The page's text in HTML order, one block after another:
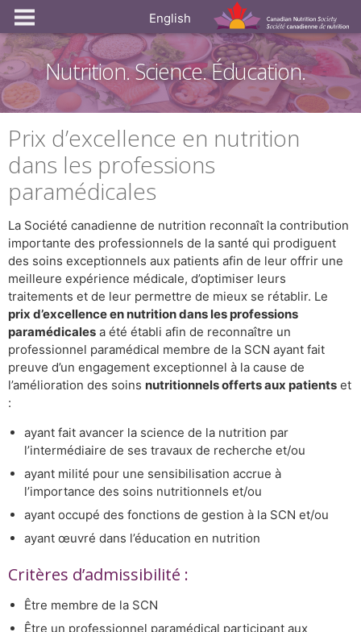
English
Nutrition. Science. Éducation.
Prix d’excellence en nutrition
dans les professions
paramédicales
La Société canadienne de nutrition reconnaît la contribution
importante des professionnels de la santé qui prodiguent
des soins exceptionnels aux patients afin de leur offrir une
meilleure expérience médicale, d’optimiser leurs
traitements et de leur permettre de mieux se rétablir. Le
prix d’excellence en nutrition dans les professions
paramédicales a été établi afin de reconnaître un
professionnel paramédical membre de la SCN ayant fait
preuve d’un engagement exceptionnel à la cause de
l’amélioration des soins nutritionnels offerts aux patients et
:
ayant fait avancer la science de la nutrition par
l’intermédiaire de ses travaux de recherche et/ou
ayant milité pour une sensibilisation accrue à
l’importance des soins nutritionnels et/ou
ayant occupé des fonctions de gestion à la SCN et/ou
ayant œuvré dans l’éducation en nutrition
Critères d’admissibilité :
Être membre de la SCN
Être un professionnel paramédical participant aux